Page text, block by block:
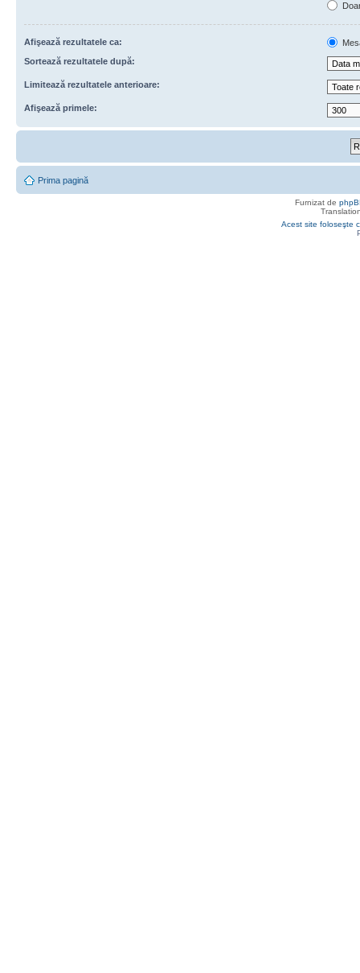
Afişează rezultatele ca:
Sortează rezultatele după:
Limitează rezultatele anterioare:
Afişează primele:
Prima pagină
Furnizat de
Acest site foloseşte